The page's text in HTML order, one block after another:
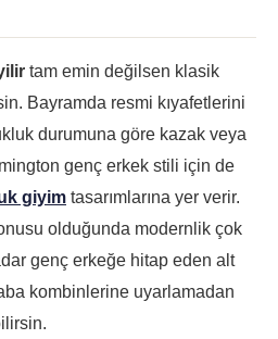
tam emin değilsen klasik
Bayramda resmi kıyafetlerini
durumuna göre kazak veya
genç erkek stili için de
giyim tasarımlarına yer verir.
olduğunda modernlik çok
genç erkeğe hitap eden alt
kombinlerine uyarlamadan